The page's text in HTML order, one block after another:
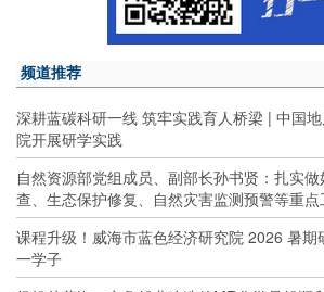
频道推荐
深耕蓝碳科研一线 筑牢实践育人桥梁 | 中国
院开展研学实践
自然资源部党组成员、副部长孙书贤：扎实
查、生态保护修复、自然灾害监测预警等重点
课程升级！威海市蓝色经济研究院 2026 暑期
一学子